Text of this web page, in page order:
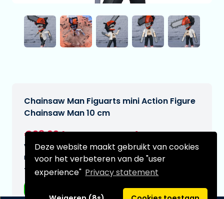
Deze website maakt gebruikt van cookies
voor het verbeteren van de "user
experience" Privacy statement
Chainsaw Man Figuarts mini Action Figure
Chainsaw Man 10 cm
€23,99
Verwachtte leverdatum:
n.v.t.
Type: